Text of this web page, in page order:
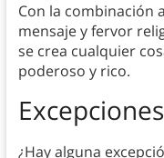
Con la combinación
mensaje y fervor
se crea cualquier
poderoso y rico.
¿Hay alguna